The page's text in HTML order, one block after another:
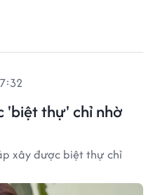
'biệt thự' chỉ nhờ
xây được biệt thự chỉ